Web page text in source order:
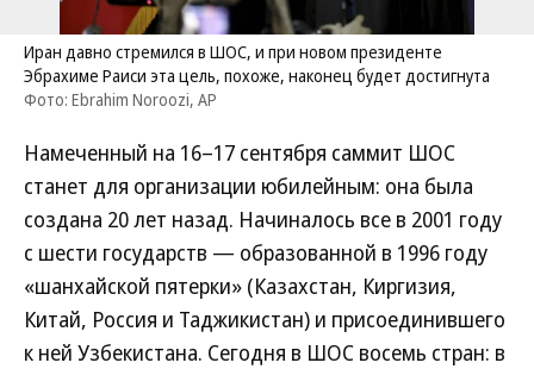
Иран давно стремился в ШОС, и при новом президенте
Эбрахиме Раиси эта цель, похоже, наконец будет достигнута
Фото: Ebrahim Noroozi, AP
Намеченный на 16–17 сентября саммит ШОС
станет для организации юбилейным: она была
создана 20 лет назад. Начиналось все в 2001 году
с шести государств — образованной в 1996 году
«шанхайской пятерки» (Казахстан, Киргизия,
Китай, Россия и Таджикистан) и присоединившего
к ней Узбекистана. Сегодня в ШОС восемь стран: в